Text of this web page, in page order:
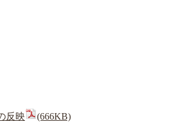
反映 (666KB)